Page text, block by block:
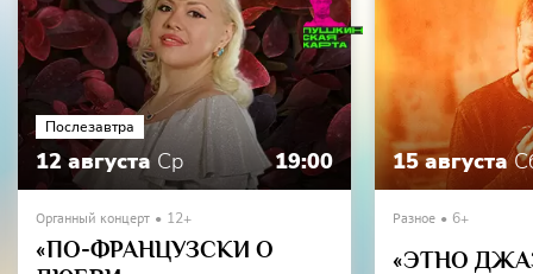
Послезавтра
12 августа Ср 19:00
Органный концерт 12+
«ПО-ФРАНЦУЗСКИ О
15 августа
Разное 6+
«ЭТНО